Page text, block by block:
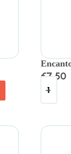
€7.50